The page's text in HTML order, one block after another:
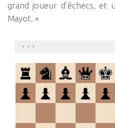
grand joueur d’échecs,
Mayot. »